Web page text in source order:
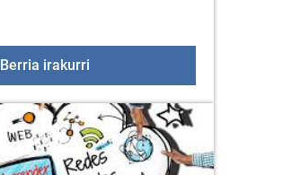
Berria irakurriGorbeialdea Musikaz Blai